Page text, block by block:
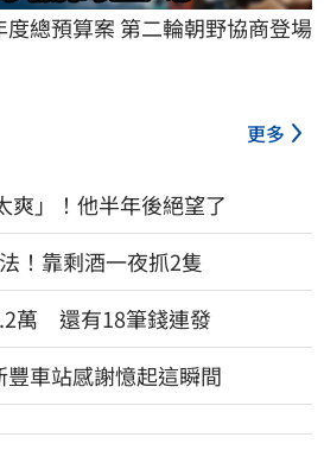
度總預算案 第二輪朝野協商登場
更多
爽」！他半年後絕望了
！靠剩酒一夜抓2隻
萬 還有18筆錢連發
車站感謝憶起這瞬間